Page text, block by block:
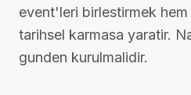
event'leri birlestirmek
tarihsel karmasa yaratir.
gunden kurulmalidir.